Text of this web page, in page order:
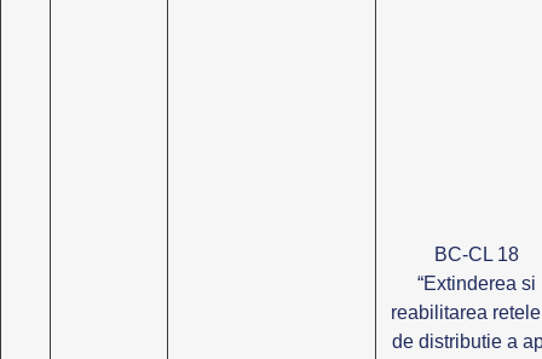
BC-CL 18
“Extinderea si
reabilitarea
de distributie a